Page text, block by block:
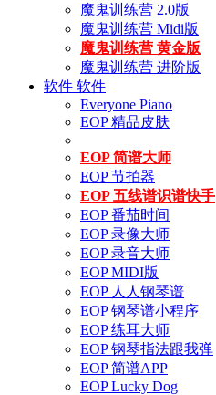
魔鬼训练营 2.0版
魔鬼训练营 Midi版
魔鬼训练营 黄金版
魔鬼训练营 进阶版
软件 软件
Everyone Piano
EOP 精品皮肤
EOP 简谱大师
EOP 节拍器
EOP 五线谱识谱快手
EOP 番茄时间
EOP 录像大师
EOP 录音大师
EOP MIDI版
EOP 人人钢琴谱
EOP 钢琴谱小程序
EOP 练耳大师
EOP 钢琴指法跟我弹
EOP 简谱APP
EOP Lucky Dog